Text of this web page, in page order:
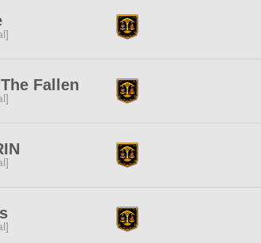
Fallen